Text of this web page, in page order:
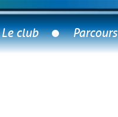
Le club Parcours